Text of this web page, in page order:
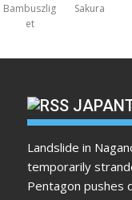
Bambuszlig
et
Sakura
Landslide in
temporarily
Pentagon pushes